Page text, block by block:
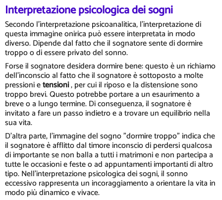
Interpretazione psicologica dei sogni
Secondo l'interpretazione psicoanalitica, l'interpretazione di
questa immagine onirica può essere interpretata in modo
diverso. Dipende dal fatto che il sognatore sente di dormire
troppo o di essere privato del sonno.
Forse il sognatore desidera dormire bene: questo è un richiamo
dell'inconscio al fatto che il sognatore è sottoposto a molte
pressioni etensioni, per cui il riposo e la distensione sono
troppo brevi. Questo potrebbe portare a un esaurimento a
breve o a lungo termine. Di conseguenza, il sognatore è
invitato a fare un passo indietro e a trovare un equilibrio nella
sua vita.
D'altra parte, l'immagine del sogno "dormire troppo" indica che
il sognatore è afflitto dal timore inconscio di perdersi qualcosa
di importante se non balla a tutti i matrimoni e non partecipa a
tutte le occasioni e feste o ad appuntamenti importanti di altro
tipo. Nell'interpretazione psicologica dei sogni, il sonno
eccessivo rappresenta un incoraggiamento a orientare la vita in
modo più dinamico e vivace.